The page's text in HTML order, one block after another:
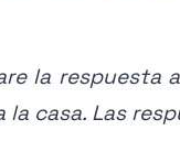
la respuesta
la casa. Las